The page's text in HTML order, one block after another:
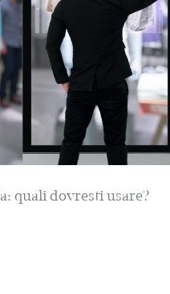
quali dovresti usare?